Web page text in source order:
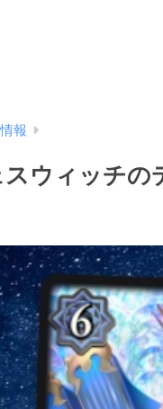
報
ウィッチの